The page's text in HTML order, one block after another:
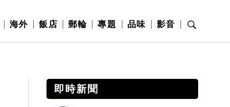
海外 飯店 郵輪 專題 品味 影音
即時新聞